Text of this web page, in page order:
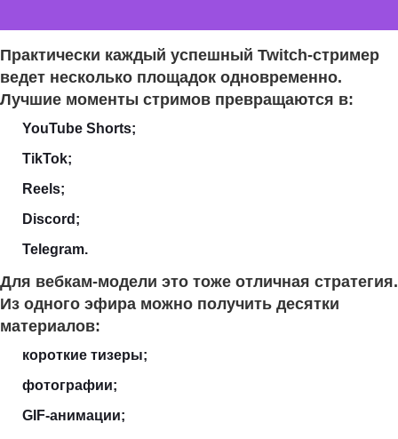
Практически каждый успешный Twitch-стример
ведет несколько площадок одновременно.
Лучшие моменты стримов превращаются в:
YouTube Shorts;
TikTok;
Reels;
Discord;
Telegram.
Для вебкам-модели это тоже отличная стратегия.
Из одного эфира можно получить десятки
материалов:
короткие тизеры;
фотографии;
GIF-анимации;